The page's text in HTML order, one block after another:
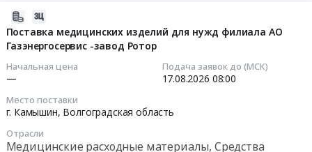
Поставка медицинских изделий для нужд филиала АО
Газэнергосервис -завод Ротор
Начальная цена
—
Подача заявок до (МСК)
17.08.2026 08:00
Место поставки
г. Камышин, Волгоградская область
Отрасли
Медицинские расходные материалы, Средства